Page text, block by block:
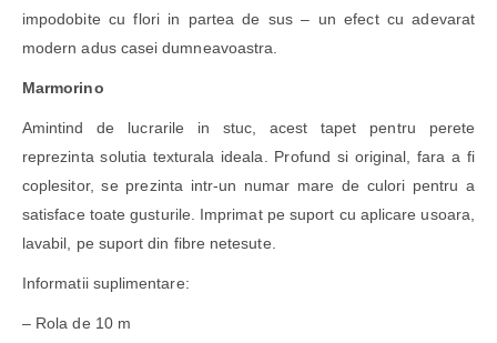
impodobite cu flori in partea de sus – un efect cu adevarat
modern adus casei dumneavoastra.
Marmorino
Amintind de lucrarile in stuc, acest tapet pentru perete
reprezinta solutia texturala ideala. Profund si original, fara a fi
coplesitor, se prezinta intr-un numar mare de culori pentru a
satisface toate gusturile. Imprimat pe suport cu aplicare usoara,
lavabil, pe suport din fibre netesute.
Informatii suplimentare:
– Rola de 10 m